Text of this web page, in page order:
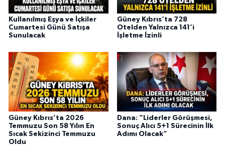
Kullanılmış Eşya ve İçkiler
Cumartesi Günü Satışa
Sunulacak
Güney Kıbrıs’ta 728
Otelden Yalnızca 141’i
İşletme İzinli
Güney Kıbrıs’ta 2026
Temmuzu Son 58 Yılın En
Sıcak Sekizinci Temmuzu
Oldu
Dana: “Liderler Görüşmesi,
Sonuç Alıcı 5+1 Sürecinin İlk
Adımı Olacak”